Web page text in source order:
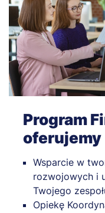
Program
oferujemy
Wsparcie w
rozwojowych i
Twojego
Opiekę